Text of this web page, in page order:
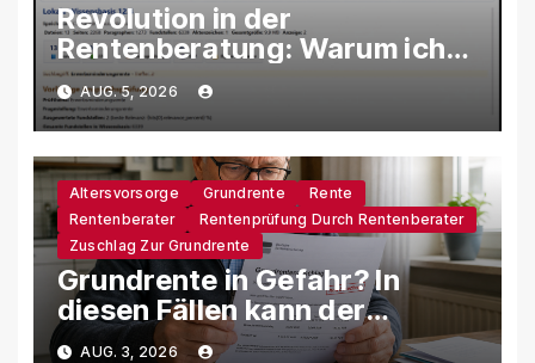
Revolution in der
Rentenberatung: Warum ich
eine eigene KI-Software
entwickle
AUG. 5, 2026
Altersvorsorge Grundrente
Rente
Rentenberater
Rentenprüfung Durch Rentenberater
Zuschlag Zur Grundrente
Grundrente in Gefahr? In
diesen Fällen kann der
Zuschlag gestrichen werden!
AUG. 3, 2026